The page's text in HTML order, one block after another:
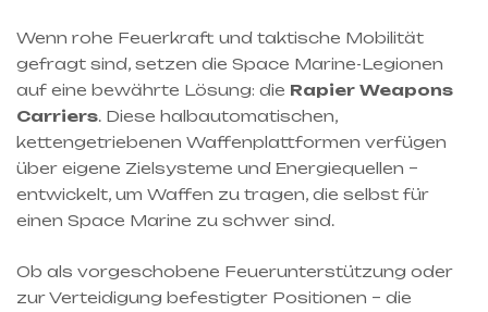
Wenn rohe Feuerkraft und taktische Mobilität
gefragt sind, setzen die Space Marine-Legionen
auf eine bewährte Lösung: die Rapier Weapons
Carriers. Diese halbautomatischen,
kettengetriebenen Waffenplattformen verfügen
über eigene Zielsysteme und Energiequellen –
entwickelt, um Waffen zu tragen, die selbst für
einen Space Marine zu schwer sind.
Ob als vorgeschobene Feuerunterstützung oder
zur Verteidigung befestigter Positionen – die